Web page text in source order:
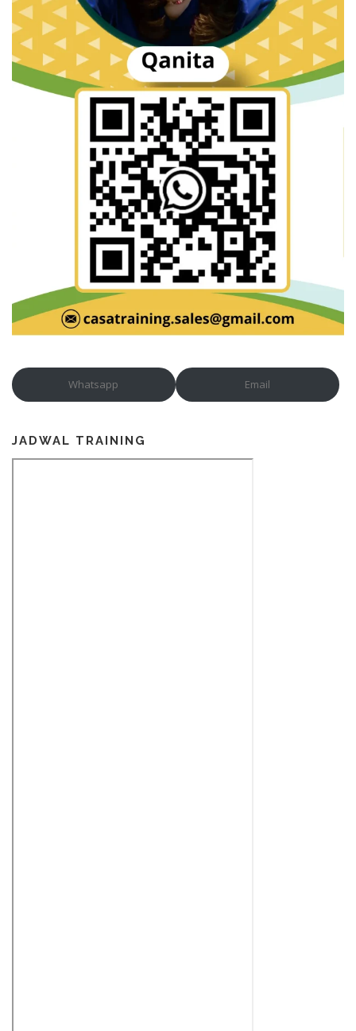
Whatsapp Email
JADWAL TRAINING